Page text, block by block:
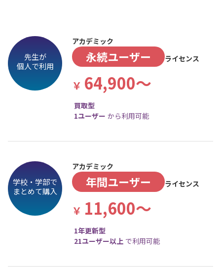
先生が
個人で利用
アカデミック
永続ユーザー ライセンス
64,900～
買取型
1ユーザー から利用可能
学校・学部で
まとめて購入
アカデミック
年間ユーザー ライセンス
11,600～
1年更新型
21ユーザー以上 で利用可能